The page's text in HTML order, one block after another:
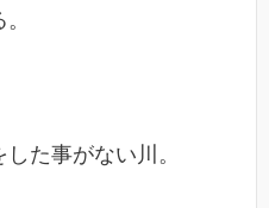
た事がない川。